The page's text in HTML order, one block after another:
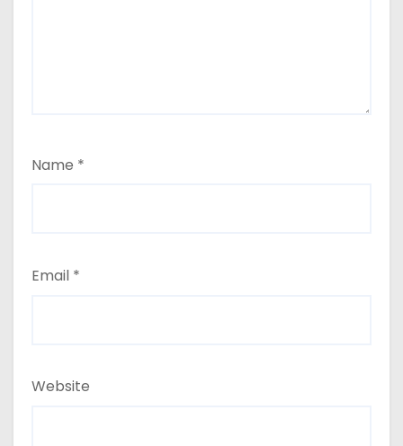
Name *
Email *
Website